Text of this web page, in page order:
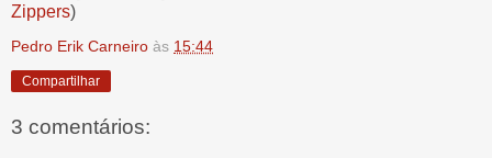
Zippers)
Pedro Erik Carneiro às 15:44
Compartilhar
3 comentários: